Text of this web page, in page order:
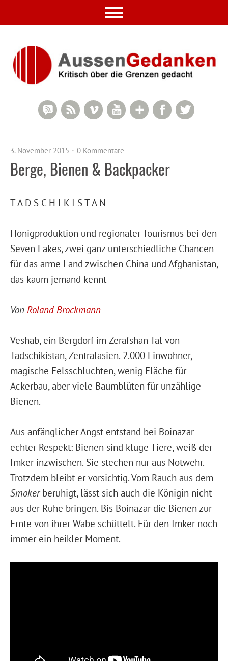
Twitter
Facebook
Google+
YouTube
Vimeo
RSS Feed
RSS Comments
3. November 2015 0 Kommentare
Berge, Bienen & Backpacker
T A D S C H I K I S T A N
Honigproduktion und regionaler Tourismus bei den
Seven Lakes, zwei ganz unterschiedliche Chancen
für das arme Land zwischen China und Afghanistan,
das kaum jemand kennt
Von Roland Brockmann
Veshab, ein Bergdorf im Zerafshan Tal von
Tadschikistan, Zentralasien. 2.000 Einwohner,
magische Felsschluchten, wenig Fläche für
Ackerbau, aber viele Baumblüten für unzählige
Bienen.
Aus anfänglicher Angst entstand bei Boinazar
echter Respekt: Bienen sind kluge Tiere, weiß der
Imker inzwischen. Sie stechen nur aus Notwehr.
Trotzdem bleibt er vorsichtig. Vom Rauch aus dem
Smokerberuhigt, lässt sich auch die Königin nicht
aus der Ruhe bringen. Bis Boinazar die Bienen zur
Ernte von ihrer Wabe schüttelt. Für den Imker noch
immer ein heikler Moment.